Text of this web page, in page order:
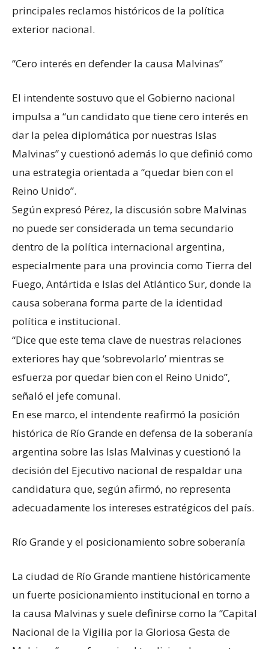
principales reclamos históricos de la política
exterior nacional.
“Cero interés en defender la causa Malvinas”
El intendente sostuvo que el Gobierno nacional
impulsa a “un candidato que tiene cero interés en
dar la pelea diplomática por nuestras Islas
Malvinas” y cuestionó además lo que definió como
una estrategia orientada a “quedar bien con el
Reino Unido”.
Según expresó Pérez, la discusión sobre Malvinas
no puede ser considerada un tema secundario
dentro de la política internacional argentina,
especialmente para una provincia como Tierra del
Fuego, Antártida e Islas del Atlántico Sur, donde la
causa soberana forma parte de la identidad
política e institucional.
“Dice que este tema clave de nuestras relaciones
exteriores hay que ‘sobrevolarlo’ mientras se
esfuerza por quedar bien con el Reino Unido”,
señaló el jefe comunal.
En ese marco, el intendente reafirmó la posición
histórica de Río Grande en defensa de la soberanía
argentina sobre las Islas Malvinas y cuestionó la
decisión del Ejecutivo nacional de respaldar una
candidatura que, según afirmó, no representa
adecuadamente los intereses estratégicos del país.
Río Grande y el posicionamiento sobre soberanía
La ciudad de Río Grande mantiene históricamente
un fuerte posicionamiento institucional en torno a
la causa Malvinas y suele definirse como la “Capital
Nacional de la Vigilia por la Gloriosa Gesta de